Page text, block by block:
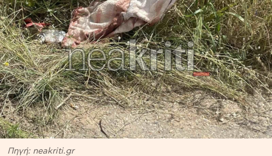
Πηγή: neakriti.gr